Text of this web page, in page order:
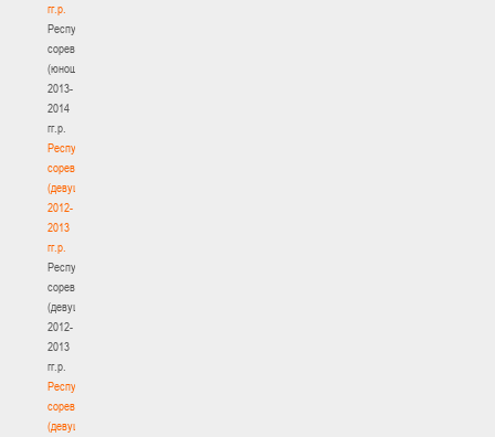
гг.р.
Республиканские
соревнования
(юноши)
2013-
2014
гг.р.
Республиканские
соревнования
(девушки)
2012-
2013
гг.р.
Республиканские
соревнования
(девушки)
2012-
2013
гг.р.
Республиканские
соревнования
(девушки)